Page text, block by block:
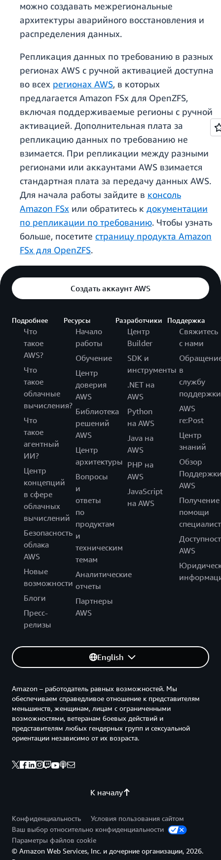
можно создавать межрегиональные
архитектуры аварийного восстановления и
распределения данных.
Репликация данных по требованию в разных
регионах AWS с ручной активацией доступна
во всех регионах AWS, в которых
предлагается Amazon FSx для OpenZFS,
включая поддерживаемые регионы с ручной
активацией. Дополнительная плата за
репликацию данных по требованию не
взимается. При репликации между разными
регионами или аккаунтами AWS взимается
стандартная плата за передачу данных AWS.
Для начала работы зайдите в консоль
Amazon FSx или обратитесь к документации
по репликации по требованию. Чтобы узнать
больше, посетите страницу продукта Amazon
FSx для OpenZFS.
Создать аккаунт AWS
Подробнее
Что
такое
AWS?
Что
такое
облачные
вычисления?
Что
такое
агентный
ИИ?
Центр
концепций
в сфере
облачных
вычислений
Безопасность
облака
AWS
Новые
возможности
Блоги
Пресс-
релизы
Ресурсы
Начало
работы
Обучение
Центр
доверия
AWS
Библиотека
решений
AWS
Центр
архитектуры
Вопросы
и
ответы
по
продуктам
и
техническим
темам
Аналитические
отчеты
Партнеры
AWS
Разработчики
Центр
Builder
SDK и
инструменты
.NET на
AWS
Python
на AWS
Java на
AWS
PHP на
AWS
JavaScript
на AWS
Поддержка
Свяжитесь
с нами
в
службу
поддержки
AWS
re:Post
Центр
знаний
Обзор
AWS
Получение
помощи
AWS
English
К началу
Amazon – работодатель равных возможностей. Мы
обеспечиваем справедливое отношение к представителям
меньшинств, женщинам, лицам с ограниченными
возможностями, ветеранам боевых действий и
представителям любых гендерных групп и сексуальной
ориентации независимо от их возраста.
Конфиденциальность
Условия пользования сайтом
Ваш выбор относительно конфиденциальности
Параметры файлов cookie
© Amazon Web Services, Inc. и дочерние организации, 2026.